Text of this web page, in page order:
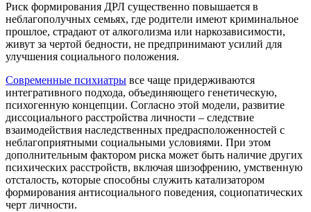
Риск формирования ДРЛ существенно повышается в
неблагополучных семьях, где родители имеют криминальное
прошлое, страдают от алкоголизма или наркозависимости,
живут за чертой бедности, не предпринимают усилий для
улучшения социального положения.
Современные психиатры все чаще придерживаются
интегративного подхода, объединяющего генетическую,
психогенную концепции. Согласно этой модели, развитие
диссоциального расстройства личности – следствие
взаимодействия наследственных предрасположенностей с
неблагоприятными социальными условиями. При этом
дополнительным фактором риска может быть наличие других
психических расстройств, включая шизофрению, умственную
отсталость, которые способны служить катализатором
формирования антисоциального поведения, социопатических
черт личности.